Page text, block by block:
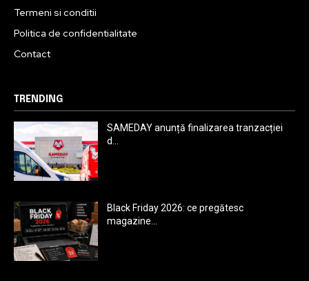
Termeni si conditii
Politica de confidentialitate
Contact
TRENDING
SAMEDAY anunță finalizarea tranzacției
d...
Black Friday 2026: ce pregătesc
magazine...